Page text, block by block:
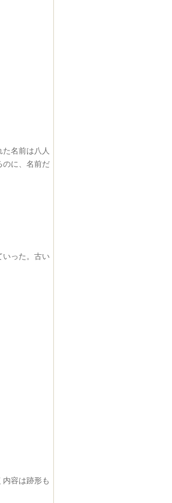
名前は八人
のに、名前だ
いった。古い
容は跡形も